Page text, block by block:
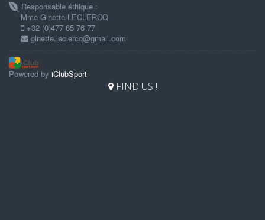
Responsable éthique :
Mme Ginette LECLERCQ
+32 (0)477 65 76 77
ginette.leclercq@gmail.com
Powered by iClubSport
FIND US !